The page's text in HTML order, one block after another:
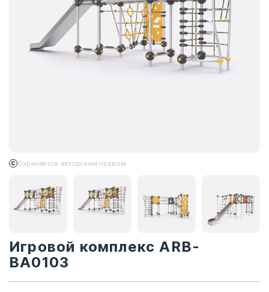
Охраняется авторским правом
Игровой комплекс ARB-
BA0103